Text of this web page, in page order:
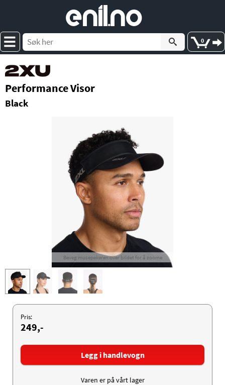
enil no
0
Performance Visor
Black
Beveg musepekeren over bildet for å zoome
Pris:
249,-
Legg i handlevogn
Varen er på vårt lager